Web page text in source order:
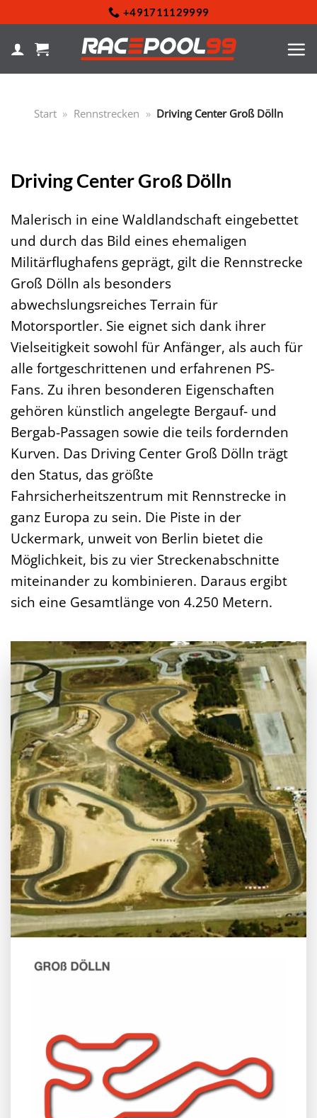
springen
+491711129999
Start » Rennstrecken » Driving Center Groß Dölln
Driving Center Groß Dölln
Malerisch in eine Waldlandschaft eingebettet
und durch das Bild eines ehemaligen
Militärflughafens geprägt, gilt die Rennstrecke
Groß Dölln als besonders
abwechslungsreiches Terrain für
Motorsportler. Sie eignet sich dank ihrer
Vielseitigkeit sowohl für Anfänger, als auch für
alle fortgeschrittenen und erfahrenen PS-
Fans. Zu ihren besonderen Eigenschaften
gehören künstlich angelegte Bergauf- und
Bergab-Passagen sowie die teils fordernden
Kurven. Das Driving Center Groß Dölln trägt
den Status, das größte
Fahrsicherheitszentrum mit Rennstrecke in
ganz Europa zu sein. Die Piste in der
Uckermark, unweit von Berlin bietet die
Möglichkeit, bis zu vier Streckenabschnitte
miteinander zu kombinieren. Daraus ergibt
sich eine Gesamtlänge von 4.250 Metern.